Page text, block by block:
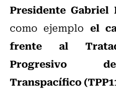
Presidente Gabriel
como ejemplo el
frente al
Progresivo
Transpacífico